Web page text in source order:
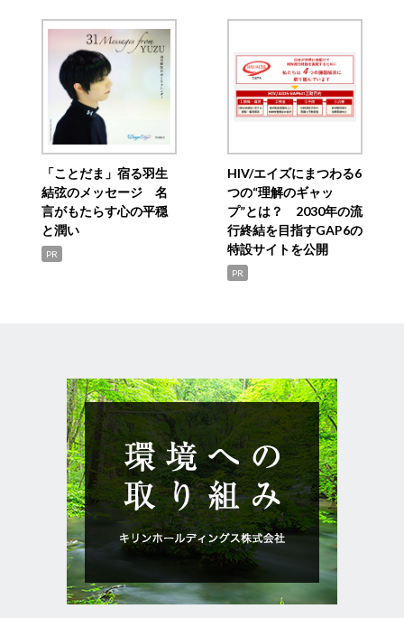
「ことだま」宿る羽生
結弦のメッセージ 名
言がもたらす心の平穏
と潤い
PR
HIV/エイズにまつわる6
つの“理解のギャッ
プ”とは？ 2030年の流
行終結を目指すGAP6の
特設サイトを公開
PR